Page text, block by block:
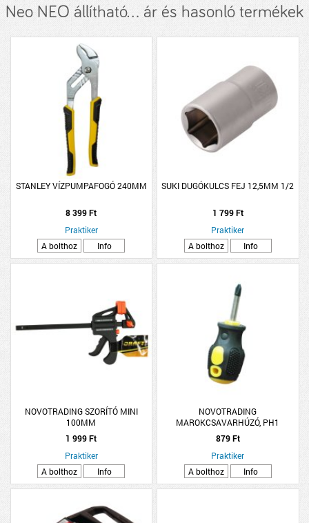
Neo NEO állítható... ár és hasonló termékek
STANLEY VÍZPUMPAFOGÓ 240MM
8 399 Ft
Praktiker
A bolthoz
Info
SUKI DUGÓKULCS FEJ 12,5MM 1/2
1 799 Ft
Praktiker
A bolthoz
Info
NOVOTRADING SZORÍTÓ MINI
100MM
1 999 Ft
Praktiker
A bolthoz
Info
NOVOTRADING
MAROKCSAVARHÚZÓ, PH1
879 Ft
Praktiker
A bolthoz
Info